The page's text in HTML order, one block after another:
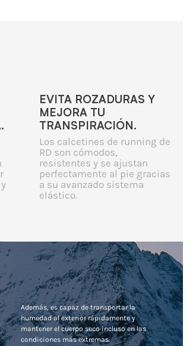
EVITA ROZADURAS Y
MEJORA TU
TRANSPIRACIÓN.
Los calcetines de running de
RD son cómodos,
resistentes y se ajustan
perfectamente al pie gracias
a su avanzado sistema
elástico.
Además, es capaz de transportar la
humedad al exterior rápidamente y
mantener el cuerpo seco incluso en las
condiciones más extremas.